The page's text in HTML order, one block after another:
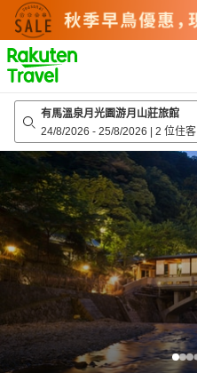
to
top
page
有馬溫泉月光園游月山莊旅館
24/8/2026 - 25/8/2026 | 2 位住客